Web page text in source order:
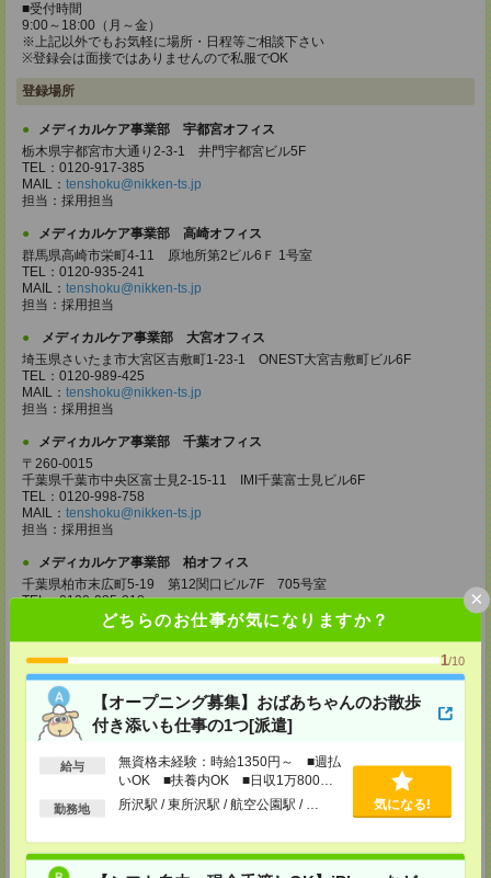
どちらのお仕事が気になりますか？
1/10
【オープニング募集】おばあちゃんのお散歩
付き添いも仕事の1つ[派遣]
給与
無資格未経験：時給1350円～ ■週払
いOK ■扶養内OK ■日収1万800円
以上
勤務地 所沢駅 / 東所沢駅 / 航空公園駅 / … 気になる!
×
■受付時間
9:00～18:00（月～金）
※上記以外でもお気軽に場所・日程等ご相談下さい
※登録会は面接ではありませんので私服でOK
登録場所
メディカルケア事業部 宇都宮オフィス
栃木県宇都宮市大通り2-3-1 井門宇都宮ビル5F
TEL：0120-917-385
MAIL： tenshoku@nikken-ts.jp
担当：採用担当
メディカルケア事業部 高崎オフィス
群馬県高崎市栄町4-11 原地所第2ビル6Ｆ 1号室
TEL：0120-935-241
MAIL： tenshoku@nikken-ts.jp
担当：採用担当
メディカルケア事業部 大宮オフィス
埼玉県さいたま市大宮区吉敷町1-23-1 ONEST大宮吉敷町ビル6F
TEL：0120-989-425
MAIL： tenshoku@nikken-ts.jp
担当：採用担当
メディカルケア事業部 千葉オフィス
〒260-0015
千葉県千葉市中央区富士見2-15-11 IMI千葉富士見ビル6F
TEL：0120-998-758
MAIL： tenshoku@nikken-ts.jp
担当：採用担当
メディカルケア事業部 柏オフィス
千葉県柏市末広町5-19 第12関口ビル7F 705号室
TEL：0120-935-218
tenshoku@nikken-ts.jp
メディカルケア事業部 新宿オフィス
東京都新宿区新宿2-3-10 新宿御苑ビル6階
TEL：0120-457-235
MAIL：tenshoku@nikken-ts.jp
担当：採用担当
メディカルケア事業部 立川事業所
TEL：0120-934-200
担当：採用担当
メディカルケア事業部 町田オフィス